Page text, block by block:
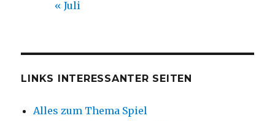
« Juli
LINKS INTERESSANTER SEITEN
Alles zum Thema Spiel